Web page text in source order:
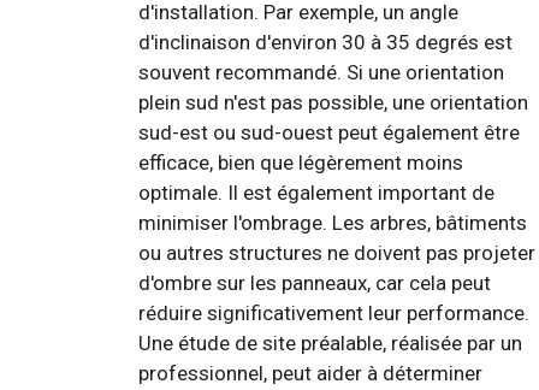
d'installation. Par exemple, un angle
d'inclinaison d'environ 30 à 35 degrés est
souvent recommandé. Si une orientation
plein sud n'est pas possible, une orientation
sud-est ou sud-ouest peut également être
efficace, bien que légèrement moins
optimale. Il est également important de
minimiser l'ombrage. Les arbres, bâtiments
ou autres structures ne doivent pas projeter
d'ombre sur les panneaux, car cela peut
réduire significativement leur performance.
Une étude de site préalable, réalisée par un
professionnel, peut aider à déterminer